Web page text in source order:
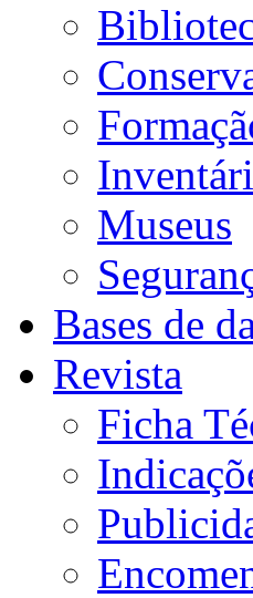
Museus
Bases de
Revista
Ficha